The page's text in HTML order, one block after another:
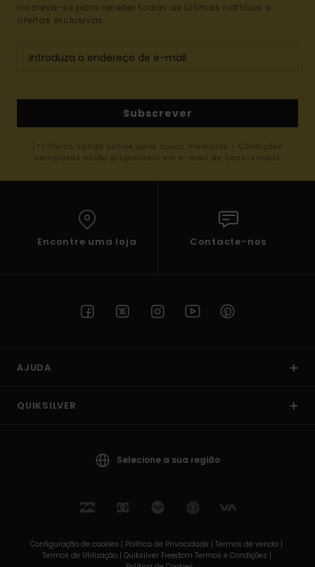
Inscreva-se para receber todas as últimas notícias e
ofertas exclusivas.
Subscrever
(*) Oferta válida online para novos membros - Condições
completas estão disponíveis em e-mail de boas-vindas
Encontre uma loja Contacte-nos
AJUDA
QUIKSILVER
Selecione a sua região
Configuração de cookies | Política de Privacidade | Termos de venda |
Termos de Utilizaçâo | Quiksilver Freedom Termos e Condições |